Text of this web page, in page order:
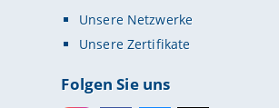
Unsere Netzwerke
Unsere Zertifikate
Folgen Sie uns